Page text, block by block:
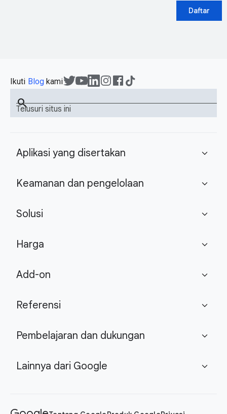
Daftar
Ikuti Blog kami
Telusuri situs ini
search
Aplikasi yang disertakan expand_more
Keamanan dan pengelolaan expand_more
Solusi expand_more
Harga expand_more
Add-on expand_more
Referensi expand_more
Pembelajaran dan dukungan expand_more
Lainnya dari Google expand_more